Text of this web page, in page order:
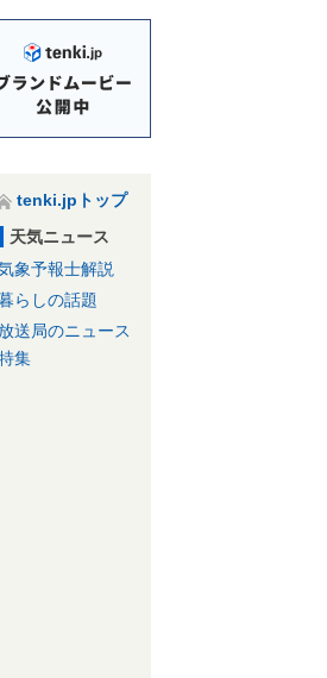
tenki.jpトップ
天気ニュース
象予報士解説
らしの話題
送局のニュース
集